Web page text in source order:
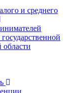
и среднего